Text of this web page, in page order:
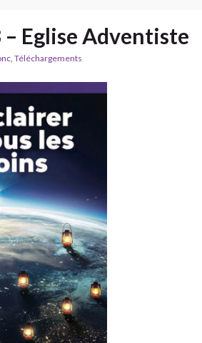
Eglise Adventiste
Téléchargements